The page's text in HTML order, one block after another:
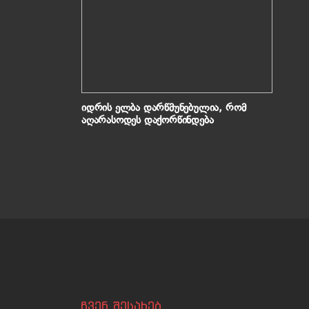
იდრის ელბა დარწმუნებულია, რომ
აღარასოდეს დაქორწინდება
ჩვენ შესახებ